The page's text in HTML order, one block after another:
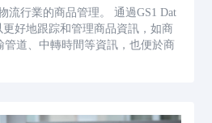
流行業的商品管理。 通過GS1 Dat
更好地跟踪和管理商品資訊，如商
管道、中轉時間等資訊，也便於商